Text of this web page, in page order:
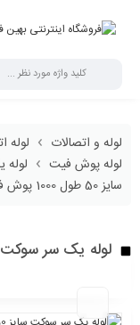
لوله و اتصالات لوله
لوله پوش فیت
سایز 50 طول 1000 پوش فیت
لوله یک سر سوکت سایز 50 طول